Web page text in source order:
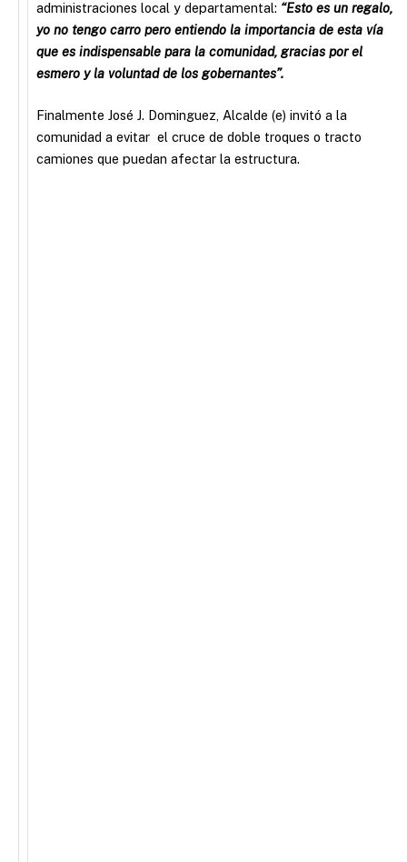
administraciones local y departamental: “Esto es un regalo,
yo no tengo carro pero entiendo la importancia de esta vía
que es indispensable para la comunidad, gracias por el
esmero y la voluntadde los gobernantes”.
Finalmente José J. Dominguez, Alcalde (e) invitó a la
comunidad a evitar el cruce de doble troques o tracto
camiones que puedan afectar la estructura.